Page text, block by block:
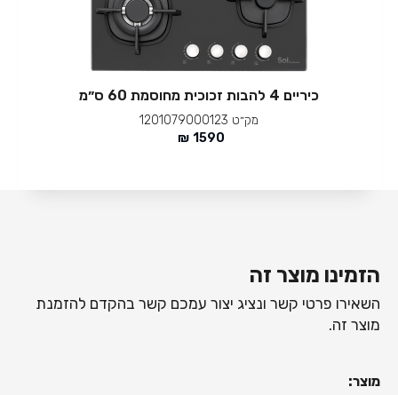
כיריים 4 להבות זכוכית מחוסמת 60 ס״מ
מק״ט 1201079000123
1590
₪
הזמינו מוצר זה
השאירו פרטי קשר ונציג יצור עמכם קשר בהקדם להזמנת
מוצר זה.
מוצר: